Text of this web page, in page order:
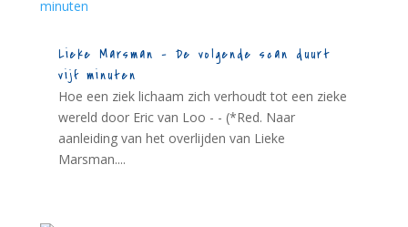
Lieke Marsman – De volgende scan duurt
vijf minuten
Hoe een ziek lichaam zich verhoudt tot een zieke
wereld door Eric van Loo - - (*Red. Naar
aanleiding van het overlijden van Lieke
Marsman....